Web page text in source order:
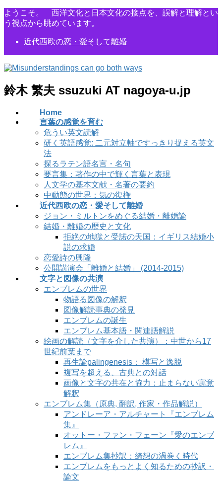
コ
ン
ツ
に
動
ナ
ビ
シ
ョ
に
移
ようこそ。 西洋文化と日本文化の接点を、誤解と理解とい
う視点から眺めています。
近代西欧の恋・愛そして離婚
鈴木 繁夫 ssuzuki AT nagoya-u.jp
Home
言葉の感覚を育む
危うい英文読解
研く英語感覚: 二元対立軸ですっきり捉える英文
法
探るラテン語名言・名句
要言集：著作の中で輝く言葉と表現
人文学の基本文献・名著の要約
中動態の世界：気の復権
近代西欧の恋・愛そして離婚
ジョン・ミルトンをめぐる結婚・離婚論
結婚・離婚の歴史と文化
拒絶の地獄と受諾の天国：イギリス結婚小
説の求婚
恋愛詩の興隆
公開講演会「離婚と結婚」 (2014-2015)
文字と図像の共演
エンブレムの世界
物語る図像の解釈
図像解読事典の発見
エンブレムの誕生
エンブレム基本語・関連語解説
絵画の解読（文字を介した共演）：中世から17
世紀前葉まで
再生論palingenesis： 模写と逸脱
複写を超える、古典との対話
画像と文字の共在と協力：止まらない寓意
解釈
エンブレム集（原典, 翻訳, 作家・作品解説）
アンドレーア・アルチャート『エンブレム
集』
オットー・ファン・フェーン『愛のエンブ
レム』
エンブレム集抄訳：綺想の渦巻く時代
エンブレムをもっとよく知るための抄訳・
論文